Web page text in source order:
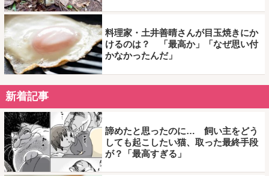
料理家・土井善晴さんが目玉焼きにか
けるのは？ 「最高か」「なぜ思い付
かなかったんだ」
新着記事
諦めたと思ったのに… 飼い主をどう
しても起こしたい猫、取った最終手段
が？「最高すぎる」